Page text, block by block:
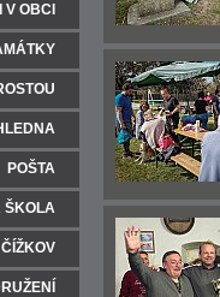
OBCI
POŠTA
ŠKOLA